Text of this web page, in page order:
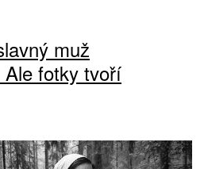
muž
fotky tvoří